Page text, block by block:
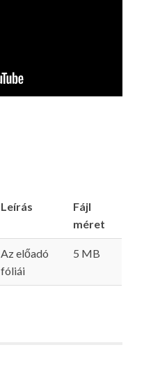
Leírás
Fájl
méret
Az előadó
fóliái
5 MB